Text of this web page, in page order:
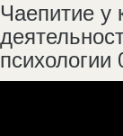
Чаепитие у
психологии